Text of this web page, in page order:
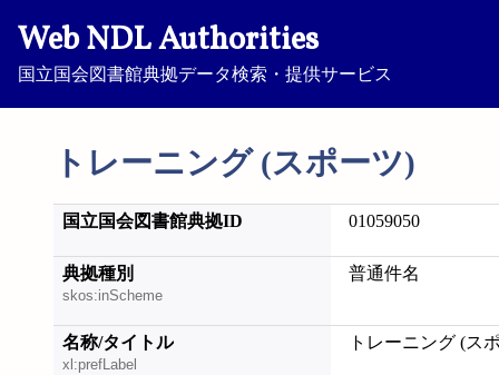
Web NDL Authorities
国立国会図書館典拠データ検索・提供サービス
トレーニング (スポーツ)
国立国会図書館典拠ID 01059050
典拠種別
skos:inScheme
普通件名
名称/タイトル
xl:prefLabel
トレーニング (ス